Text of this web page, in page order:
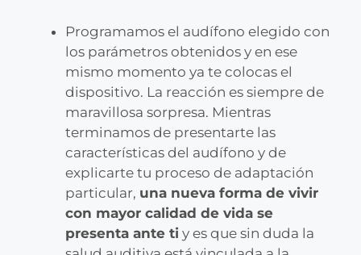
Programamos el audífono elegido con
los parámetros obtenidos y en ese
mismo momento ya te colocas el
dispositivo. La reacción es siempre de
maravillosa sorpresa. Mientras
terminamos de presentarte las
características del audífono y de
explicarte tu proceso de adaptación
particular, una nueva forma de vivir
con mayor calidad de vida se
presenta ante ti y es que sin duda la